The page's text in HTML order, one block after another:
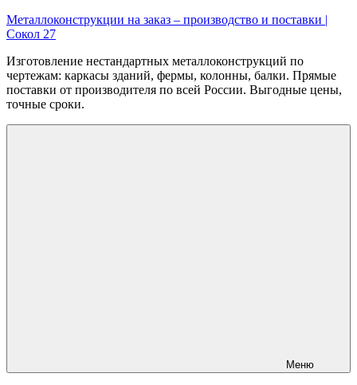
Перейти
к
Металлоконструкции на заказ – производство и поставки |
Сокол 27
Изготовление нестандартных металлоконструкций по
чертежам: каркасы зданий, фермы, колонны, балки. Прямые
поставки от производителя по всей России. Выгодные цены,
точные сроки.
Меню